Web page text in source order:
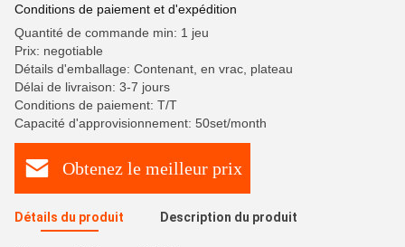
Conditions de paiement et d'expédition
Quantité de commande min: 1 jeu
Prix: negotiable
Détails d'emballage: Contenant, en vrac, plateau
Délai de livraison: 3-7 jours
Conditions de paiement: T/T
Capacité d'approvisionnement: 50set/month
Obtenez le meilleur prix
Détails du produit Description du produit